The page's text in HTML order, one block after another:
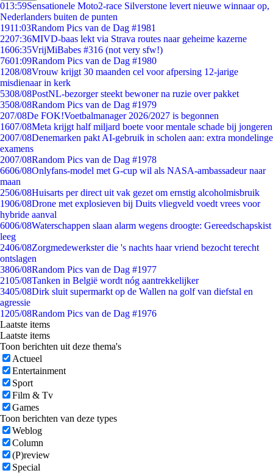
013:59Sensationele Moto2-race Silverstone levert nieuwe winnaar op,
Nederlanders buiten de punten
1911:03Random Pics van de Dag #1981
2207:36MIVD-baas lekt via Strava routes naar geheime kazerne
1606:35VrijMiBabes #316 (not very sfw!)
7601:09Random Pics van de Dag #1980
1208/08Vrouw krijgt 30 maanden cel voor afpersing 12-jarige
misdienaar in kerk
5308/08PostNL-bezorger steekt bewoner na ruzie over pakket
3508/08Random Pics van de Dag #1979
207/08De FOK!Voetbalmanager 2026/2027 is begonnen
1607/08Meta krijgt half miljard boete voor mentale schade bij jongeren
2007/08Denemarken pakt AI-gebruik in scholen aan: extra mondelinge
examens
2007/08Random Pics van de Dag #1978
6606/08Onlyfans-model met G-cup wil als NASA-ambassadeur naar
maan
2506/08Huisarts per direct uit vak gezet om ernstig alcoholmisbruik
1906/08Drone met explosieven bij Duits vliegveld voedt vrees voor
hybride aanval
6006/08Waterschappen slaan alarm wegens droogte: Gereedschapskist
leeg
2406/08Zorgmedewerkster die 's nachts haar vriend bezocht terecht
ontslagen
3806/08Random Pics van de Dag #1977
2105/08Tanken in België wordt nóg aantrekkelijker
3405/08Dirk sluit supermarkt op de Wallen na golf van diefstal en
agressie
1205/08Random Pics van de Dag #1976
Laatste items
Laatste items
Toon berichten uit deze thema's
Actueel
Entertainment
Sport
Film & Tv
Games
Toon berichten van deze types
Weblog
Column
(P)review
Special